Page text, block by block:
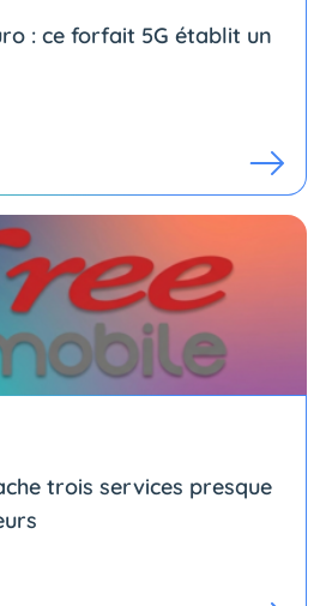
: ce forfait 5G établit un
trois services presque